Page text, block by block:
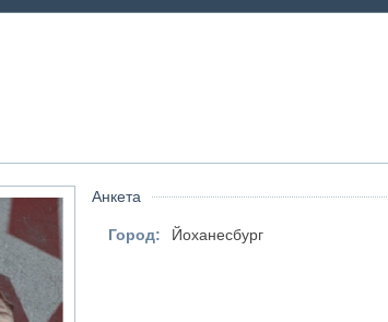
Анкета
Город: Йоханесбург